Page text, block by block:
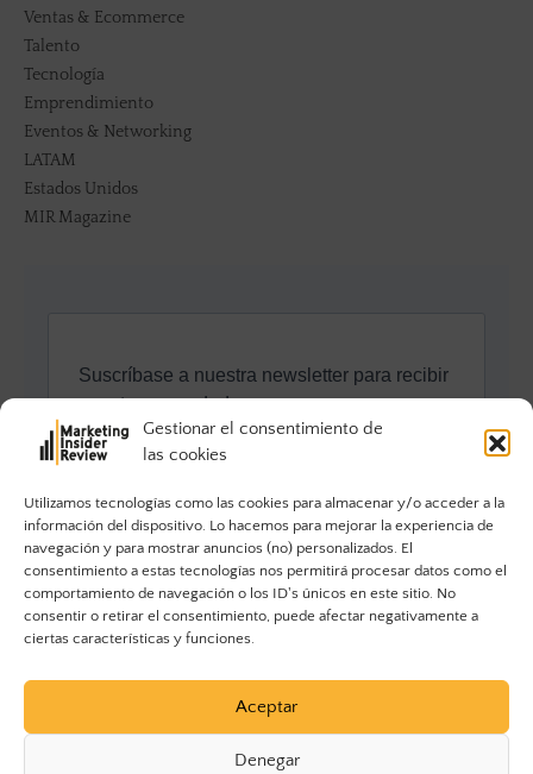
Gestionar el consentimiento de
las cookies
Utilizamos tecnologías como las cookies para almacenar y/o acceder a la
información del dispositivo. Lo hacemos para mejorar la experiencia de
navegación y para mostrar anuncios (no) personalizados. El
consentimiento a estas tecnologías nos permitirá procesar datos como el
comportamiento de navegación o los ID's únicos en este sitio. No
consentir o retirar el consentimiento, puede afectar negativamente a
ciertas características y funciones.
Aceptar
Denegar
Ventas & Ecommerce
Talento
Tecnología
Emprendimiento
Eventos & Networking
LATAM
Estados Unidos
MIR Magazine